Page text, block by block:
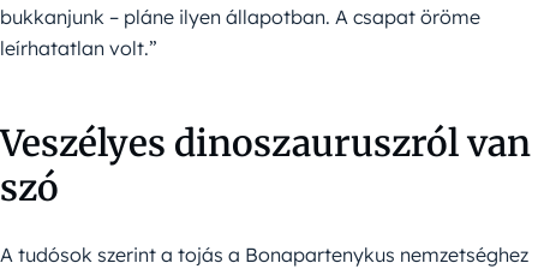
bukkanjunk – pláne ilyen állapotban. A csapat öröme
leírhatatlan volt.”
Veszélyes dinoszauruszról van
szó
A tudósok szerint a tojás a Bonapartenykus nemzetséghez